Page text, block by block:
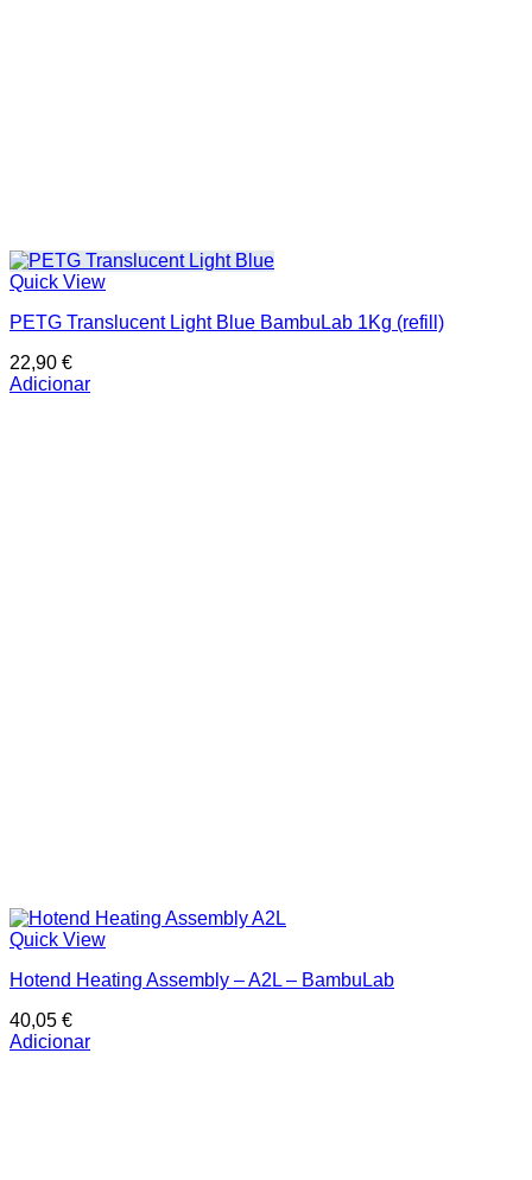
Quick View
PETG Translucent Light Blue BambuLab 1Kg (refill)
22,90 €
Adicionar
Quick View
Hotend Heating Assembly – A2L – BambuLab
40,05 €
Adicionar